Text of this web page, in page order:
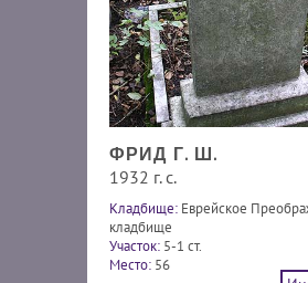
ФРИД Г. Ш.
1932 г. с.
Кладбище: Еврейское
кладбище
Участок: 5-1 ст.
Место: 56